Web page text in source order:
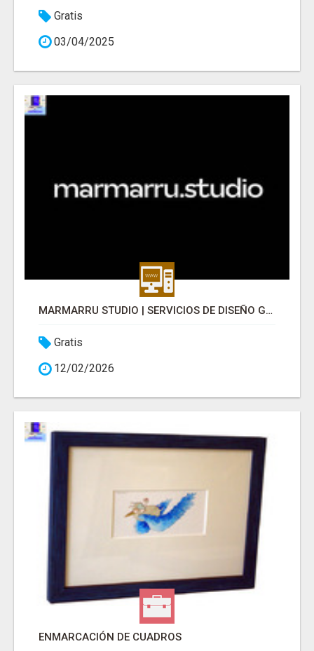
Gratis
03/04/2025
MARMARRU STUDIO | SERVICIOS DE DISEÑO GRÁFICO Y DISEÑO WEB EN DONOSTIA
Gratis
12/02/2026
ENMARCACIÓN DE CUADROS